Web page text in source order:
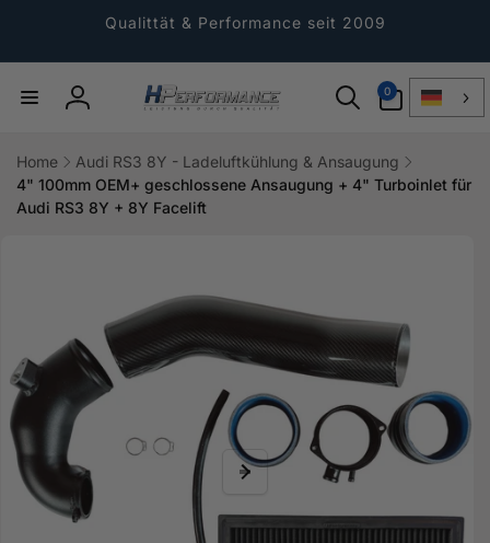
Qualittät & Performance seit 2009
Einloggen
0
Artikel
Home
Audi RS3 8Y - Ladeluftkühlung & Ansaugung
4" 100mm OEM+ geschlossene Ansaugung + 4" Turboinlet für
Audi RS3 8Y + 8Y Facelift